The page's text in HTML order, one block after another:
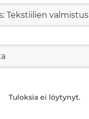
Tekstiilien valmistus
Tuloksia ei löytynyt.